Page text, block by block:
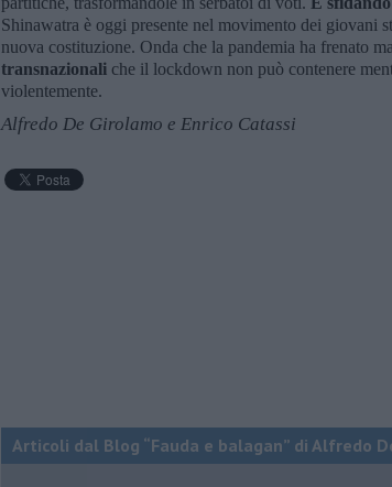
Shinawatra è oggi presente nel movimento dei giovani
nuova costituzione. Onda che la pandemia ha frenato
transnazionali che il lockdown non può contenere
violentemente.
Alfredo De Girolamo e Enrico Catassi
Articoli dal Blog “Fauda e balagan” di Alfredo